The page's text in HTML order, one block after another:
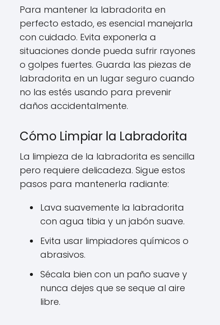
Para mantener la labradorita en
perfecto estado, es esencial manejarla
con cuidado. Evita exponerla a
situaciones donde pueda sufrir rayones
o golpes fuertes. Guarda las piezas de
labradorita en un lugar seguro cuando
no las estés usando para prevenir
daños accidentalmente.
Cómo Limpiar la Labradorita
La limpieza de la labradorita es sencilla
pero requiere delicadeza. Sigue estos
pasos para mantenerla radiante:
Lava suavemente la labradorita
con agua tibia y un jabón suave.
Evita usar limpiadores químicos o
abrasivos.
Sécala bien con un paño suave y
nunca dejes que se seque al aire
libre.